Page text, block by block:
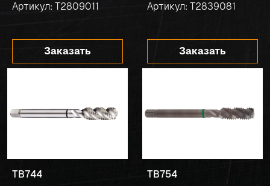
Артикул: T2809011
Заказать
Артикул: T2839081
Заказать
TB744
TB754